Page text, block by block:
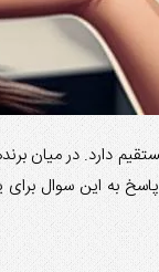
دارد. در میان
به این سوال برای